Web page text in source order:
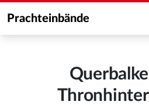
Prachteinbände